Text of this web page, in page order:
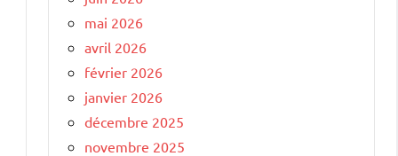
mai 2026
avril 2026
février 2026
janvier 2026
décembre 2025
novembre 2025